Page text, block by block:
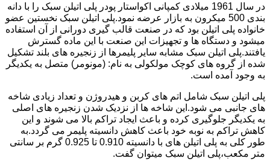
در سال 1961 میلادی کمپانی اکواستار پودر پلی اتیلن سبک را با دانه
بندی 500 میکرون به بازار عرضه نمود.پلی اتیلن سبک نخستین عضو
خانواده پلی اتیلن بود که در صنعت قالب گیری دورانی از آن استفاده
میشود و دستگاه ها و تجهیزات این صنعت با این ماده گسترش
یافتند.پلی اتیلن سبک مشابه سایر پلیمرها از زنجیره های بلند تشکیل
شده از گروه های کوچک مولکولی به نام: (مونومر) متصل به یکدیگر
به وجود آمده است.
پلی اتیلن سبک شامل اتم های کربن و هیدروژن و تعداد زیادی شاخه
های جانبی می شود.این شاخه ها از نزدیک شدن زنجیره های اصلی
به یکدیگر جلوگیری کرده و باعث ایجاد تراکم بالا می شوند و این
کاهش تراکم به نوبه خود باعث کاهش دانسیته پلیمر می گردد.به
طور کلی به پلی اتیلن های با دانسیته 0.910 تا 0.925 گرم بر سانتی
متر مکعب،پلی اتیلن سبک میتوان گفت.